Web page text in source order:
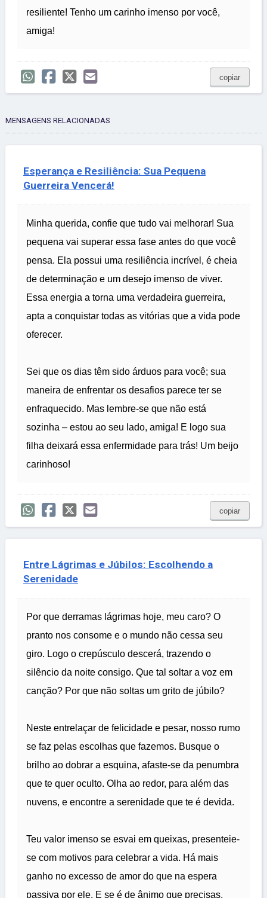
resiliente! Tenho um carinho imenso por você,
amiga!
copiar
MENSAGENS RELACIONADAS
Esperança e Resiliência: Sua Pequena
Guerreira Vencerá!
Minha querida, confie que tudo vai melhorar! Sua
pequena vai superar essa fase antes do que você
pensa. Ela possui uma resiliência incrível, é cheia
de determinação e um desejo imenso de viver.
Essa energia a torna uma verdadeira guerreira,
apta a conquistar todas as vitórias que a vida pode
oferecer.
Sei que os dias têm sido árduos para você; sua
maneira de enfrentar os desafios parece ter se
enfraquecido. Mas lembre-se que não está
sozinha – estou ao seu lado, amiga! E logo sua
filha deixará essa enfermidade para trás! Um beijo
carinhoso!
copiar
Entre Lágrimas e Júbilos: Escolhendo a
Serenidade
Por que derramas lágrimas hoje, meu caro? O
pranto nos consome e o mundo não cessa seu
giro. Logo o crepúsculo descerá, trazendo o
silêncio da noite consigo. Que tal soltar a voz em
canção? Por que não soltas um grito de júbilo?
Neste entrelaçar de felicidade e pesar, nosso rumo
se faz pelas escolhas que fazemos. Busque o
brilho ao dobrar a esquina, afaste-se da penumbra
que te quer oculto. Olha ao redor, para além das
nuvens, e encontre a serenidade que te é devida.
Teu valor imenso se esvai em queixas, presenteie-
se com motivos para celebrar a vida. Há mais
ganho no excesso de amor do que na espera
passiva por ele. E se é de ânimo que precisas,